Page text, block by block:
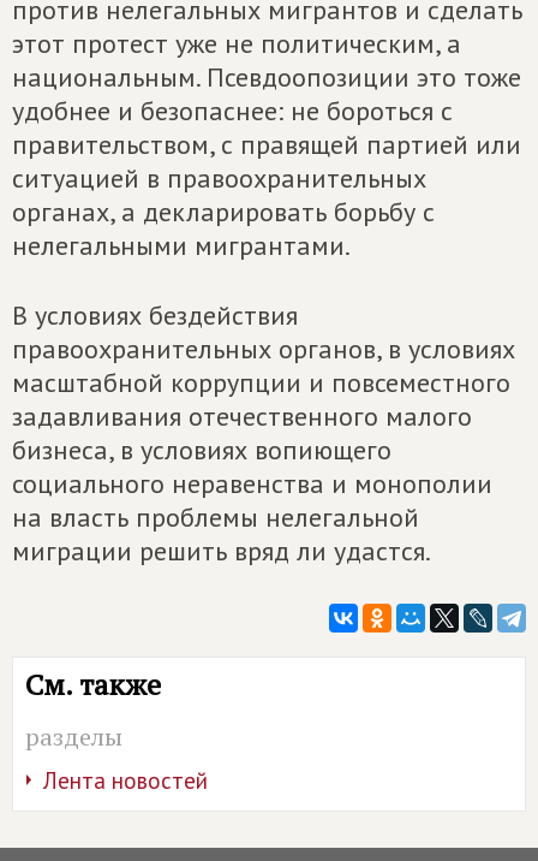
против нелегальных мигрантов и сделать
этот протест уже не политическим, а
национальным. Псевдоопозиции это тоже
удобнее и безопаснее: не бороться с
правительством, с правящей партией или
ситуацией в правоохранительных
органах, а декларировать борьбу с
нелегальными мигрантами.
В условиях бездействия
правоохранительных органов, в условиях
масштабной коррупции и повсеместного
задавливания отечественного малого
бизнеса, в условиях вопиющего
социального неравенства и монополии
на власть проблемы нелегальной
миграции решить вряд ли удастся.
См. также
разделы
Лента новостей